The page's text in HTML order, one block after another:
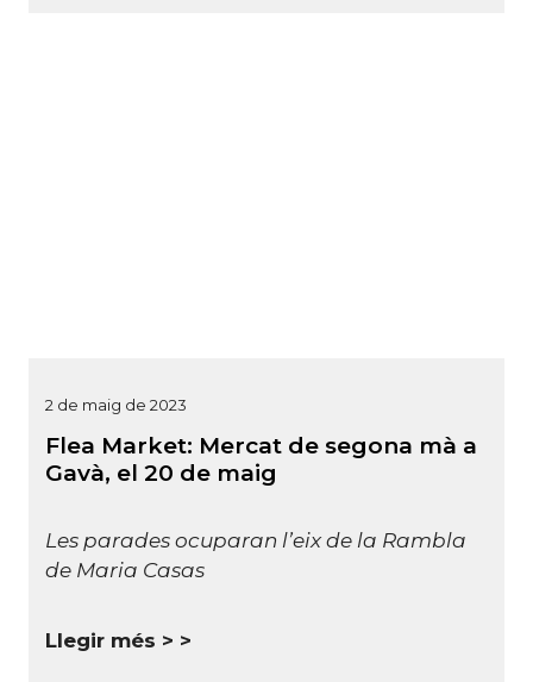
2 de maig de 2023
Flea Market: Mercat de segona mà a
Gavà, el 20 de maig
Les parades ocuparan l’eix de la Rambla
de Maria Casas
Llegir més >